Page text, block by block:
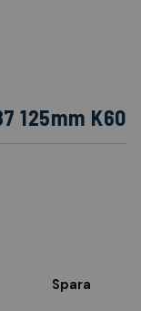
125mm K60
Spara